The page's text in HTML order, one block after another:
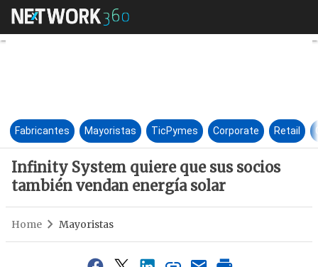
Infinity System quiere que
Fabricantes Mayoristas TicPymes Corporate Retail
Infinity System quiere que sus socios
también vendan energía solar
Home Mayoristas